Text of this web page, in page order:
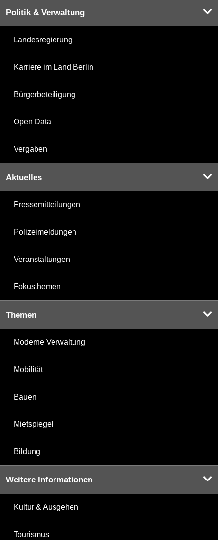
Politik & Verwaltung
Landesregierung
Karriere im Land Berlin
Bürgerbeteiligung
Open Data
Vergaben
Aktuelles
Pressemitteilungen
Polizeimeldungen
Veranstaltungen
Fokusthemen
Themen
Moderne Verwaltung
Mobilität
Bauen
Mietspiegel
Bildung
Weitere Informationen
Kultur & Ausgehen
Tourismus